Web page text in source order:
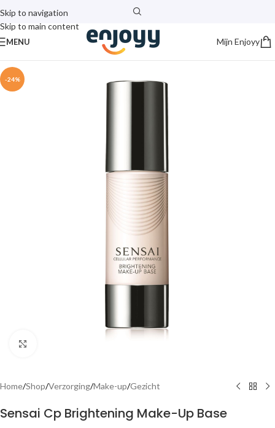
Skip to navigation
Skip to main content
MENU Mijn Enjoyy
-24%
Home/Shop/Verzorging/Make-up/Gezicht
Sensai Cp Brightening Make-Up Base